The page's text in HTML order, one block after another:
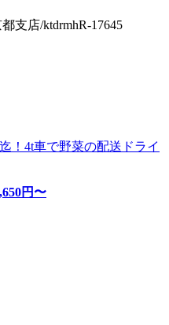
支店/ktdrmhR-17645
！4t車で野菜の配送ドライ
円〜